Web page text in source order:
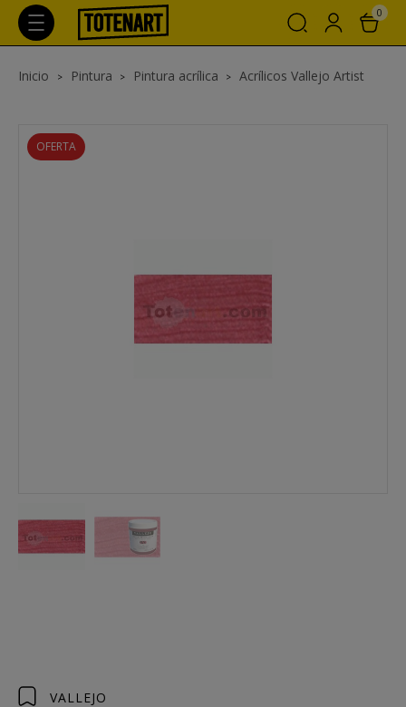
0
Inicio Pintura Pintura acrílica Acrílicos Vallejo Artist
OFERTA
VALLEJO